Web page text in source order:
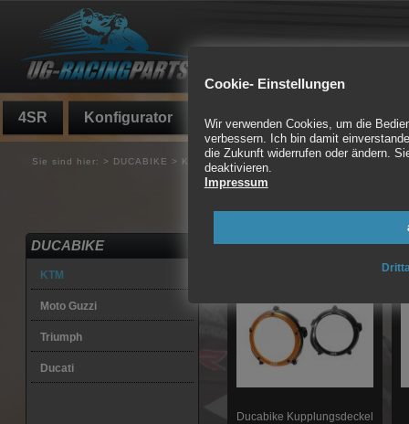
Cookie- Einstellungen
Wir verwenden Cookies, um die
verbessern. Ich bin damit
die Zukunft widerrufen oder ändern.
deaktivieren.
Impressum
4SR Konfigurator Fundgrube Auspuff
Sie sind hier: > DUCABIKE > KTM
Ducabike Kupplungsdeckel
DUCABIKE
KTM
Moto Guzzi
Triumph
Ducati